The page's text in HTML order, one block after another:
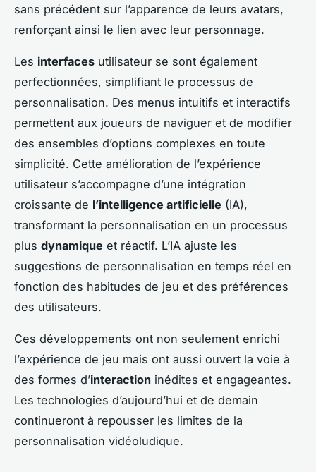
sans précédent sur l’apparence de leurs avatars,
renforçant ainsi le lien avec leur personnage.
Les interfaces utilisateur se sont également
perfectionnées, simplifiant le processus de
personnalisation. Des menus intuitifs et interactifs
permettent aux joueurs de naviguer et de modifier
des ensembles d’options complexes en toute
simplicité. Cette amélioration de l’expérience
utilisateur s’accompagne d’une intégration
croissante de l’intelligence artificielle (IA),
transformant la personnalisation en un processus
plus dynamique et réactif. L’IA ajuste les
suggestions de personnalisation en temps réel en
fonction des habitudes de jeu et des préférences
des utilisateurs.
Ces développements ont non seulement enrichi
l’expérience de jeu mais ont aussi ouvert la voie à
des formes d’interaction inédites et engageantes.
Les technologies d’aujourd’hui et de demain
continueront à repousser les limites de la
personnalisation vidéoludique.